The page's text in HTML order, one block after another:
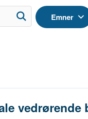
Emner